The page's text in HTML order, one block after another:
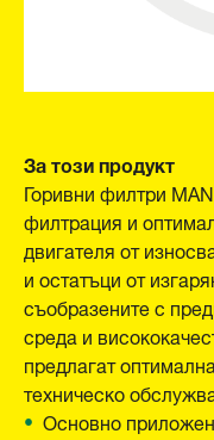
За този продукт
Горивни филтри
филтрация и
двигателя от
и остатъци от
съобразените с
среда и
предлагат
техническо
Основно